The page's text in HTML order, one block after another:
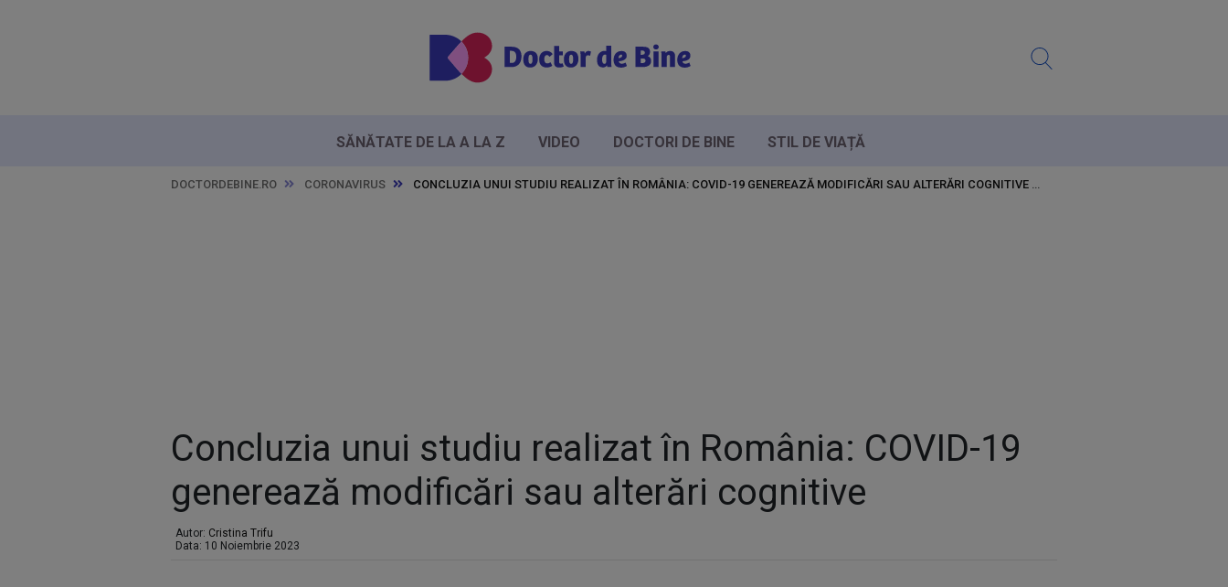
SĂNĂTATE DE LA A LA Z VIDEO DOCTORI DE BINE STIL DE VIAȚĂ
DOCTORDEBINE.RO CORONAVIRUS CONCLUZIA UNUI STUDIU REALIZAT ÎN ROMÂNIA: COVID-19 GENEREAZĂ MODIFICĂRI SAU ALTERĂRI COGNITIVE
Concluzia unui studiu realizat în România: COVID-19
generează modificări sau alterări cognitive
Autor: Cristina Trifu
Data: 10 Noiembrie 2023